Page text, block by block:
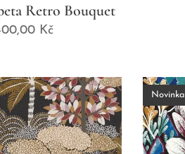
Retro Bouquet
Kč
Novinka